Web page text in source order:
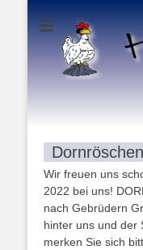
Hinsbleek 11 -
Dornröschen
Wir freuen uns
2022 bei uns!
nach Gebrüdern
hinter uns und der
merken Sie sich